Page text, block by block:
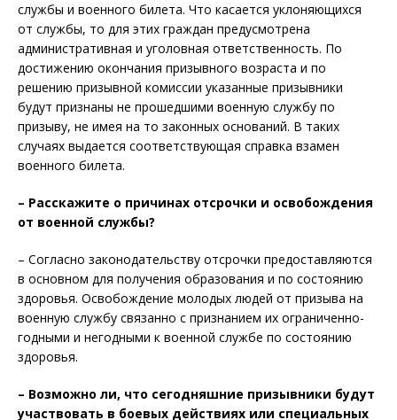
службы и военного билета. Что касается уклоняющихся
от службы, то для этих граждан предусмотрена
административная и уголовная ответственность. По
достижению окончания призывного возраста и по
решению призывной комиссии указанные призывники
будут признаны не прошедшими военную службу по
призыву, не имея на то законных оснований. В таких
случаях выдается соответствующая справка взамен
военного билета.
– Расскажите о причинах отсрочки и освобождения
от военной службы?
– Согласно законодательству отсрочки предоставляются
в основном для получения образования и по состоянию
здоровья. Освобождение молодых людей от призыва на
военную службу связанно с признанием их ограниченно-
годными и негодными к военной службе по состоянию
здоровья.
– Возможно ли, что сегодняшние призывники будут
участвовать в боевых действиях или специальных